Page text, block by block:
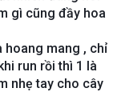
gì cũng đầy hoa
hoang mang , chỉ
run rồi thì 1 là
nhẹ tay cho cây